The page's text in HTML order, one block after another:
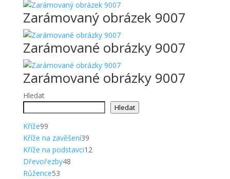
Zarámovaný obrázek 9007
Zarámované obrázky 9007
Zarámované obrázky 9007
Hledat
Hledat
Kříže9999
produktů
Kříže na zavěšení3939
produktů
Kříže na podstavci1212
Dřevořezby4848
Růžence5353